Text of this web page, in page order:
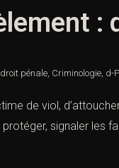
:
pénale, Criminologie, d-
de viol,
signaler les